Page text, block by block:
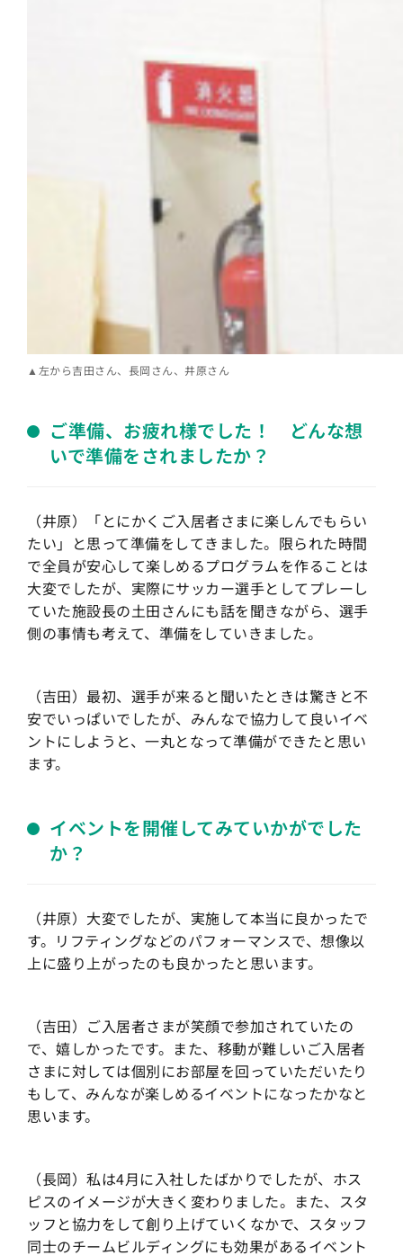
▲左から吉田さん、長岡さん、井原さん
ご準備、お疲れ様でした！ どんな想
いで準備をされましたか？
（井原）「とにかくご入居者さまに楽しんでもらい
たい」と思って準備をしてきました。限られた時間
で全員が安心して楽しめるプログラムを作ることは
大変でしたが、実際にサッカー選手としてプレーし
ていた施設長の土田さんにも話を聞きながら、選手
側の事情も考えて、準備をしていきました。
（吉田）最初、選手が来ると聞いたときは驚きと不
安でいっぱいでしたが、みんなで協力して良いイベ
ントにしようと、一丸となって準備ができたと思い
ます。
イベントを開催してみていかがでした
か？
（井原）大変でしたが、実施して本当に良かったで
す。リフティングなどのパフォーマンスで、想像以
上に盛り上がったのも良かったと思います。
（吉田）ご入居者さまが笑顔で参加されていたの
で、嬉しかったです。また、移動が難しいご入居者
さまに対しては個別にお部屋を回っていただいたり
もして、みんなが楽しめるイベントになったかなと
思います。
（長岡）私は4月に入社したばかりでしたが、ホス
ピスのイメージが大きく変わりました。また、スタ
ッフと協力をして創り上げていくなかで、スタッフ
同士のチームビルディングにも効果があるイベント